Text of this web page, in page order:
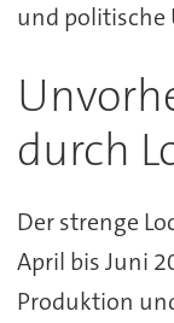
und politische
durch
Der strenge
April bis Juni
Produktion